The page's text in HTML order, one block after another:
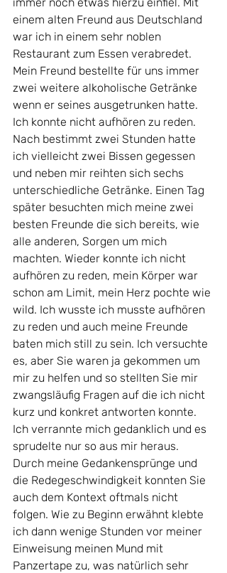
einem alten Freund aus Deutschland
war ich in einem sehr noblen
Restaurant zum Essen verabredet.
Mein Freund bestellte für uns immer
zwei weitere alkoholische Getränke
wenn er seines ausgetrunken hatte.
Ich konnte nicht aufhören zu reden.
Nach bestimmt zwei Stunden hatte
ich vielleicht zwei Bissen gegessen
und neben mir reihten sich sechs
unterschiedliche Getränke. Einen Tag
später besuchten mich meine zwei
besten Freunde die sich bereits, wie
alle anderen, Sorgen um mich
machten. Wieder konnte ich nicht
aufhören zu reden, mein Körper war
schon am Limit, mein Herz pochte wie
wild. Ich wusste ich musste aufhören
zu reden und auch meine Freunde
baten mich still zu sein. Ich versuchte
es, aber Sie waren ja gekommen um
mir zu helfen und so stellten Sie mir
zwangsläufig Fragen auf die ich nicht
kurz und konkret antworten konnte.
Ich verrannte mich gedanklich und es
sprudelte nur so aus mir heraus.
Durch meine Gedankensprünge und
die Redegeschwindigkeit konnten Sie
auch dem Kontext oftmals nicht
folgen. Wie zu Beginn erwähnt klebte
ich dann wenige Stunden vor meiner
Einweisung meinen Mund mit
Panzertape zu, was natürlich sehr